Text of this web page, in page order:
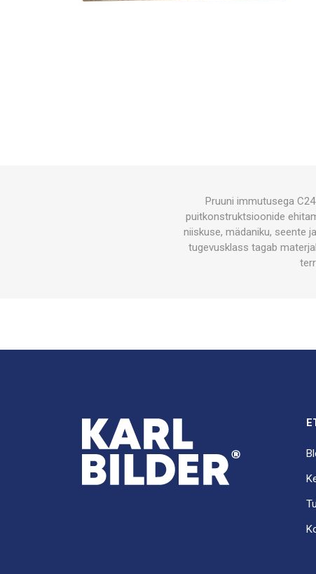
Pruuni immutusega
puitkonstruktsioonide
niiskuse, mädaniku, seente
tugevusklass tagab